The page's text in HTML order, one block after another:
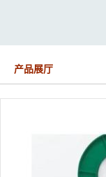
产品展厅